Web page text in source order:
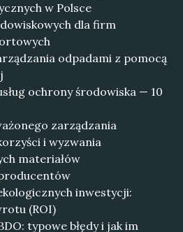
w Polsce
dla firm
odpadami z pomocą
ochrony środowiska — 10
zarządzania
i wyzwania
materiałów
inwestycji:
(ROI)
typowe błędy i jak im